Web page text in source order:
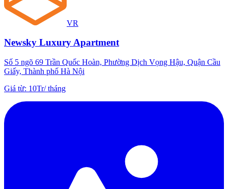
VR
Newsky Luxury Apartment
Số 5 ngõ 69 Trần Quốc Hoàn, Phường Dịch Vọng Hậu, Quận Cầu
Giấy, Thành phố Hà Nội
Giá từ: 10Tr/tháng